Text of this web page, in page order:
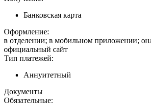
Банковская карта
Оформление:
в отделении; в мобильном приложении;
официальный сайт
Тип платежей:
Аннуитетный
Документы
Обязательные: